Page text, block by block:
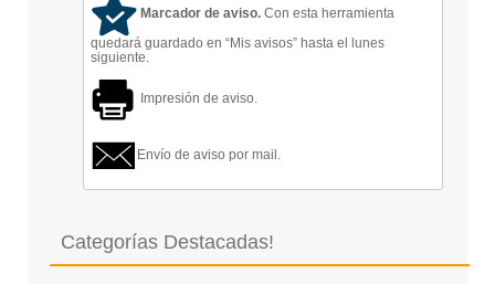
Marcador de aviso. Con esta herramienta
quedará guardado en “Mis avisos” hasta el lunes
siguiente.
Impresión de aviso.
Envío de aviso por mail.
Categorías Destacadas!